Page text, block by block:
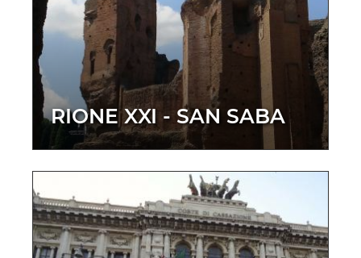
RIONE XXI - SAN SABA